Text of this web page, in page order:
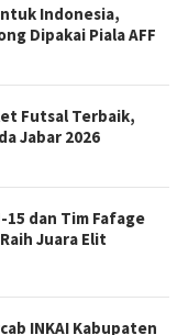
Indonesia,
Dipakai Piala AFF
Futsal Terbaik,
Jabar 2026
dan Tim Fafage
Juara Elit
INKAI Kabupaten